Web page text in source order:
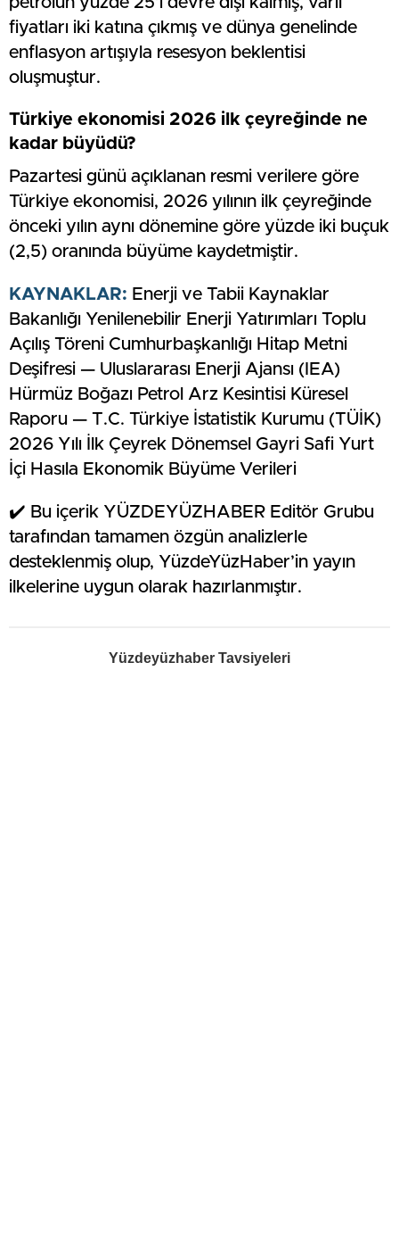
fiyatları iki katına çıkmış ve dünya genelinde
enflasyon artışıyla resesyon beklentisi
oluşmuştur.
Türkiye ekonomisi 2026 ilk çeyreğinde ne
kadar büyüdü?
Pazartesi günü açıklanan resmi verilere göre
Türkiye ekonomisi, 2026 yılının ilk çeyreğinde
önceki yılın aynı dönemine göre yüzde iki buçuk
(2,5) oranında büyüme kaydetmiştir.
KAYNAKLAR: Enerji ve Tabii Kaynaklar
Bakanlığı Yenilenebilir Enerji Yatırımları Toplu
Açılış Töreni Cumhurbaşkanlığı Hitap Metni
Deşifresi — Uluslararası Enerji Ajansı (IEA)
Hürmüz Boğazı Petrol Arz Kesintisi Küresel
Raporu — T.C. Türkiye İstatistik Kurumu (TÜİK)
2026 Yılı İlk Çeyrek Dönemsel Gayri Safi Yurt
İçi Hasıla Ekonomik Büyüme Verileri
✔️ Bu içerik YÜZDEYÜZHABER Editör Grubu
tarafından tamamen özgün analizlerle
desteklenmiş olup, YüzdeYüzHaber’in yayın
ilkelerine uygun olarak hazırlanmıştır.
Yüzdeyüzhaber Tavsiyeleri